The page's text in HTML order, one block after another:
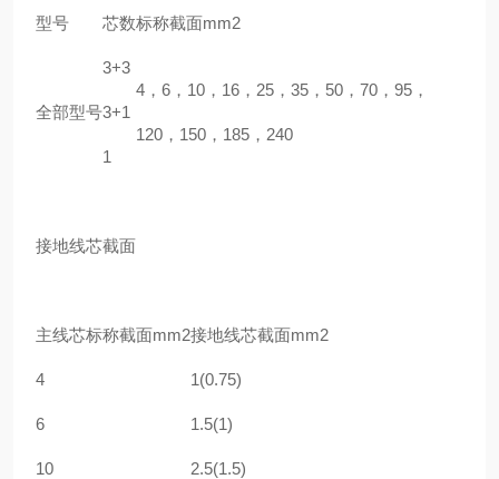
型号 芯数标称截面mm2
全部型号
3+3
3+1
1
4，6，10，16，25，35，50，70，95，
120，150，185，240
接地线芯截面
主线芯标称截面mm2接地线芯截面mm2
4 1(0.75)
6 1.5(1)
10 2.5(1.5)